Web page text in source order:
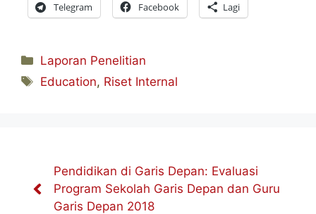
Telegram Facebook Lagi
Kategori
Laporan Penelitian
Tag
Education, Riset Internal
Pendidikan di Garis Depan: Evaluasi
Program Sekolah Garis Depan dan Guru
Garis Depan 2018